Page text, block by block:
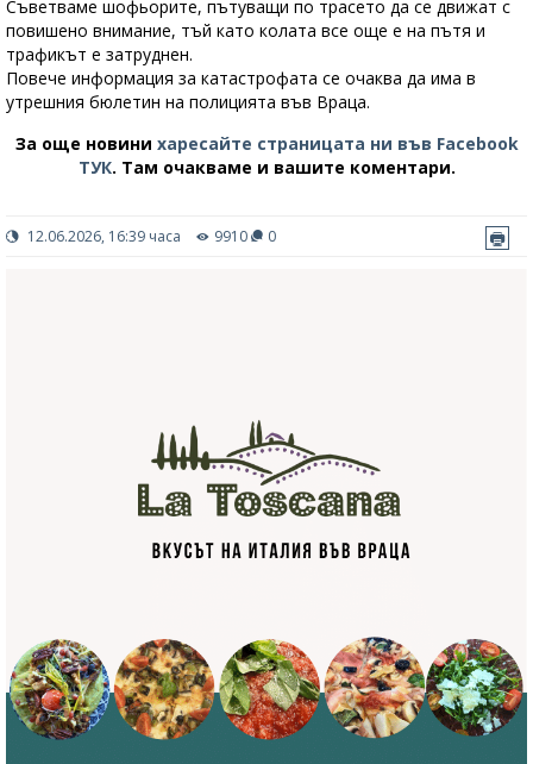
Съветваме шофьорите, пътуващи по трасето да се движат с
повишено внимание, тъй като колата все още е на пътя и
трафикът е затруднен.
Повече информация за катастрофата се очаква да има в
утрешния бюлетин на полицията във Враца.
За още новини харесайте страницата ни във Facebook
ТУК. Там очакваме и вашите коментари.
12.06.2026, 16:39 часа 9910 0